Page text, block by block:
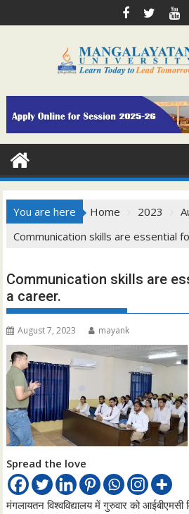
to
You are here Home 2023
Communication skills are essential
Communication skills are
a career.
August 7, 2023 mayank
Spread the love
मंगलायतन विश्वविद्यालय में गुरुवार को आईबीएमसी